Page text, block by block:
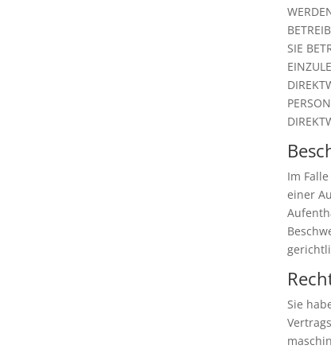
SIE
Im
einer
Sie